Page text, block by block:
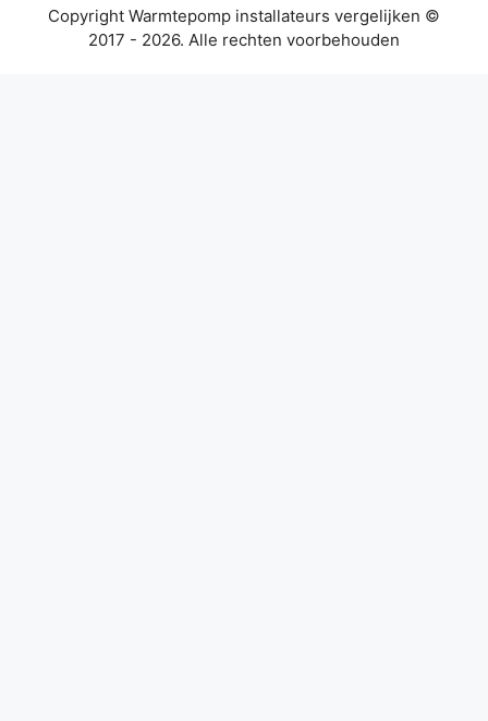
Copyright Warmtepomp installateurs vergelijken ©
2017 - 2026. Alle rechten voorbehouden